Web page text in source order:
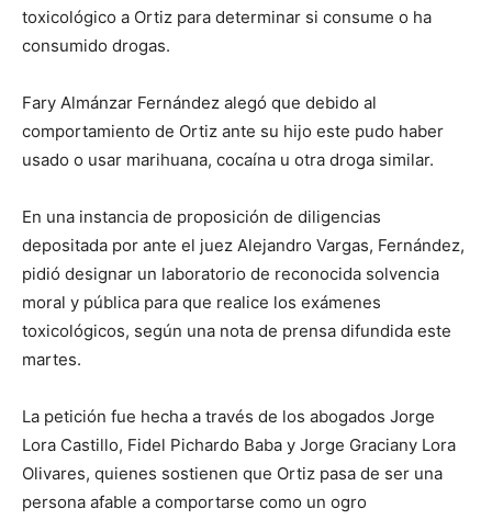
toxicológico a Ortiz para determinar si consume o ha
consumido drogas.
Fary Almánzar Fernández alegó que debido al
comportamiento de Ortiz ante su hijo este pudo haber
usado o usar marihuana, cocaína u otra droga similar.
En una instancia de proposición de diligencias
depositada por ante el juez Alejandro Vargas, Fernández,
pidió designar un laboratorio de reconocida solvencia
moral y pública para que realice los exámenes
toxicológicos, según una nota de prensa difundida este
martes.
La petición fue hecha a través de los abogados Jorge
Lora Castillo, Fidel Pichardo Baba y Jorge Graciany Lora
Olivares, quienes sostienen que Ortiz pasa de ser una
persona afable a comportarse como un ogro